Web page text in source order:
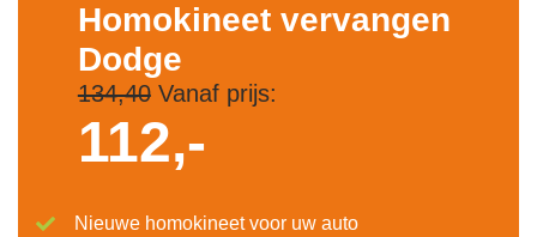
Homokineet vervangen
Dodge
134,40Vanaf prijs:
112,-
Nieuwe homokineet voor uw auto